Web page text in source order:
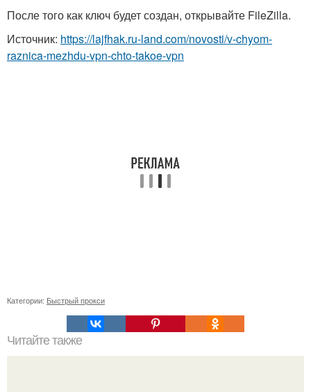
После того как ключ будет создан, открывайте FileZilla.
Источник: https://lajfhak.ru-land.com/novosti/v-chyom-
raznica-mezhdu-vpn-chto-takoe-vpn
Категории: Быстрый прокси
Читайте также